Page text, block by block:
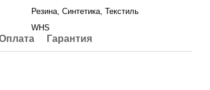
Резина, Синтетика, Текстиль
WHS
Гарантия